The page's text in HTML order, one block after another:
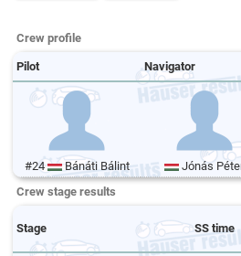
Crew profile
Pilot Navigator
#24 Bánáti Bálint Jónás
Crew stage results
Stage SS time